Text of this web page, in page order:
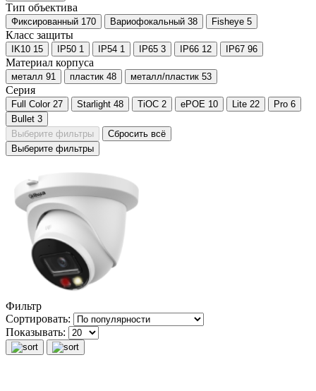
Тип объектива
Фиксированный 170 Вариофокальный 38 Fisheye 5
Класс защиты
IK10 15 IP50 1 IP54 1 IP65 3 IP66 12 IP67 96
Материал корпуса
металл 91 пластик 48 металл/пластик 53
Серия
Full Color 27 Starlight 48 TiOC 2 ePOE 10 Lite 22 Pro 6
Bullet 3
Выберите фильтры
Сбросить всё
Выберите фильтры
Фильтр
Сортировать:
Показывать: